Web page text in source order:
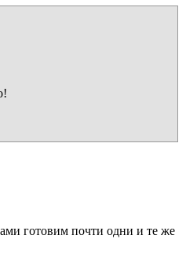
готовим почти одни и те же